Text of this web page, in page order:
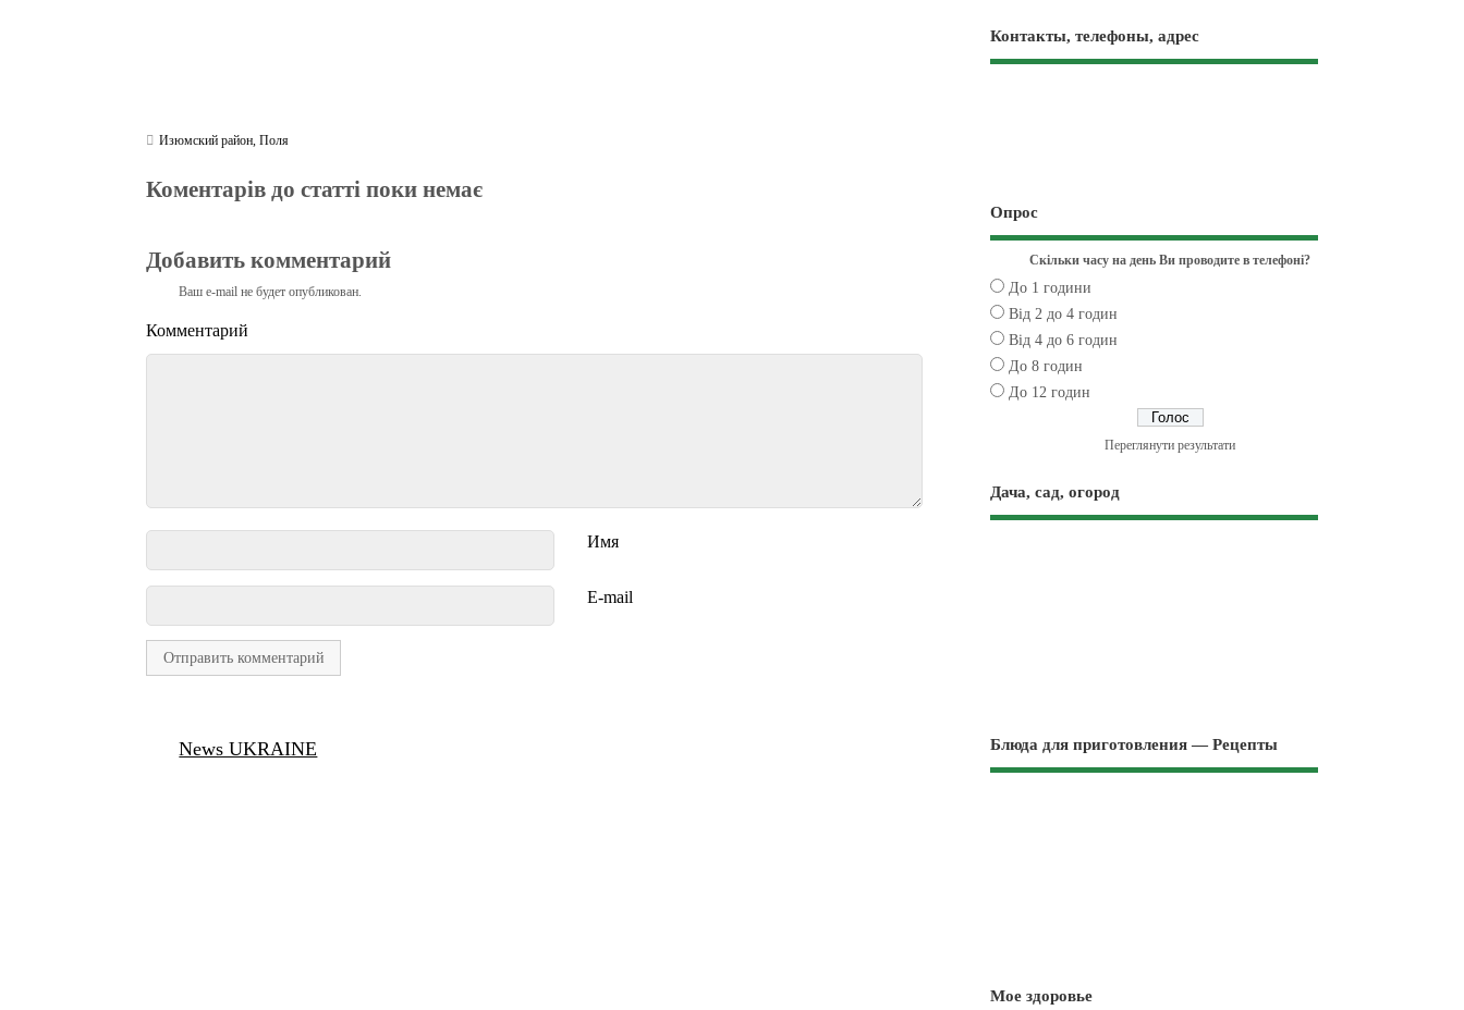
Изюмский район,Поля
Коментарів до статті поки немає
Добавить комментарий
Ваш e-mail не будет опубликован.
Комментарий
Имя
E-mail
News UKRAINE
Контакты, телефоны, адрес
Опрос
Скільки часу на день Ви проводите в телефоні?
До 1 години
Від 2 до 4 годин
Від 4 до 6 годин
До 8 годин
До 12 годин
Переглянути результати
Дача, сад, огород
Блюда для приготовления — Рецепты
Мое здоровье